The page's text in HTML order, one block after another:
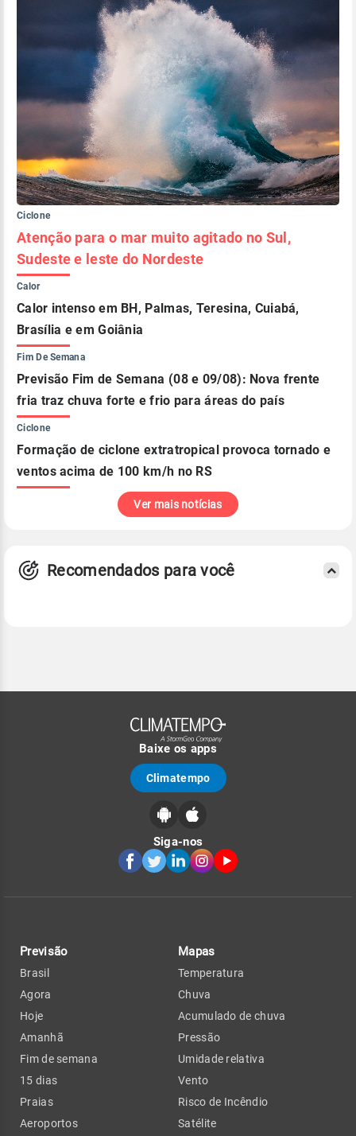
Ciclone
Atenção para o mar muito agitado no Sul,
Sudeste e leste do Nordeste
Calor
Calor intenso em BH, Palmas, Teresina, Cuiabá,
Brasília e em Goiânia
Fim De Semana
Previsão Fim de Semana (08 e 09/08): Nova frente
fria traz chuva forte e frio para áreas do país
Ciclone
Formação de ciclone extratropical provoca tornado e
ventos acima de 100 km/h no RS
Ver mais notícias
Recomendados para você
Baixe os apps
Climatempo
Siga-nos
Previsão
Brasil
Agora
Hoje
Amanhã
Fim de semana
15 dias
Praias
Aeroportos
Mapas
Temperatura
Chuva
Acumulado de chuva
Pressão
Umidade relativa
Vento
Risco de Incêndio
Satélite